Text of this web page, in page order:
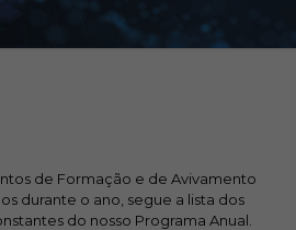
de Formação e de Avivamento
durante o ano, segue a lista dos
do nosso Programa Anual.